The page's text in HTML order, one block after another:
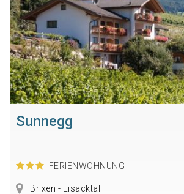
Sunnegg
FERIENWOHNUNG
Brixen - Eisacktal